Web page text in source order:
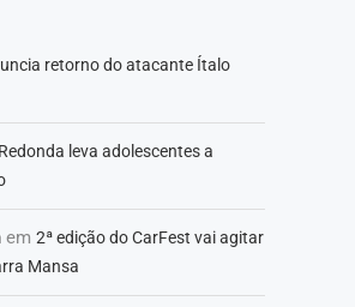
retorno do atacante Ítalo
leva adolescentes a
em 2ª edição do CarFest vai agitar
Mansa